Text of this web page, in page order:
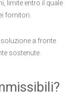
limite entro il quale
fornitori.
soluzione a fronte
sostenute.